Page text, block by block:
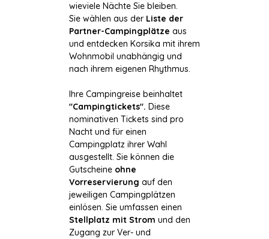
wieviele Nächte Sie bleiben.
Sie wählen aus der Liste der
Partner-Campingplätze aus
und entdecken Korsika mit ihrem
Wohnmobil unabhängig und
nach ihrem eigenen Rhythmus.
Ihre Campingreise beinhaltet
"Campingtickets". Diese
nominativen Tickets sind pro
Nacht und für einen
Campingplatz ihrer Wahl
ausgestellt. Sie können die
Gutscheine ohne
Vorreservierung auf den
jeweiligen Campingplätzen
einlösen. Sie umfassen einen
Stellplatz mit Strom und den
Zugang zur Ver- und